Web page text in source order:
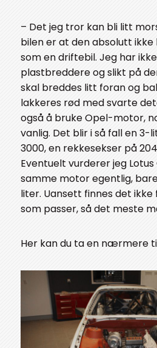
– Det jeg tror kan bli litt
bilen er at den absolutt
som en driftebil. Jeg har
plastbreddere og slikt på
skal breddes litt foran og
lakkeres rød med svarte
også å bruke Opel-motor,
vanlig. Det blir i så fall en 3-
3000, en rekkesekser på
Eventuelt vurderer jeg
samme motor egentlig,
liter. Uansett finnes det
som passer, så det meste
Her kan du ta en nærmere